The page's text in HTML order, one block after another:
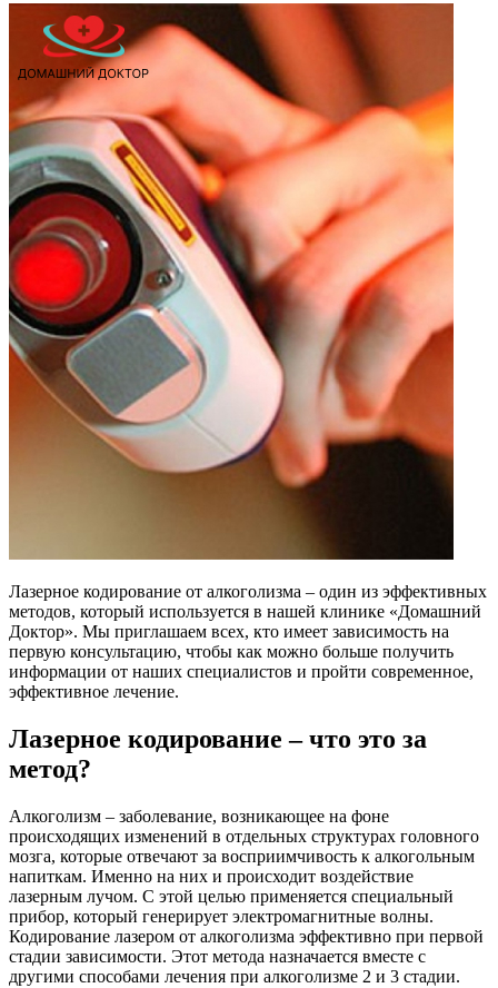
Лазерное кодирование от алкоголизма – один из эффективных
методов, который используется в нашей клинике «Домашний
Доктор». Мы приглашаем всех, кто имеет зависимость на
первую консультацию, чтобы как можно больше получить
информации от наших специалистов и пройти современное,
эффективное лечение.
Лазерное кодирование – что это за
метод?
Алкоголизм – заболевание, возникающее на фоне
происходящих изменений в отдельных структурах головного
мозга, которые отвечают за восприимчивость к алкогольным
напиткам. Именно на них и происходит воздействие
лазерным лучом. С этой целью применяется специальный
прибор, который генерирует электромагнитные волны.
Кодирование лазером от алкоголизма эффективно при первой
стадии зависимости. Этот метода назначается вместе с
другими способами лечения при алкоголизме 2 и 3 стадии.